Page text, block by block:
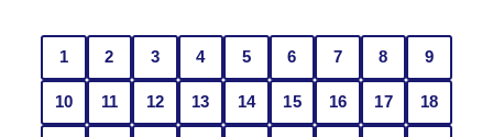
1 2 3 4 5 6 7 8 9
10 11 12 13 14 15 16 17 18